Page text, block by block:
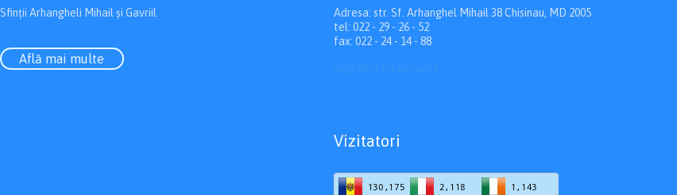
Sfinții Arhangheli Mihail și Gavriil
Află mai multe
Adresa: str. Sf. Arhanghel Mihail 38 Chisinau, MD 2005
tel: 022 - 29 - 26 - 52
fax: 022 - 24 - 14 - 88
Vizitatori